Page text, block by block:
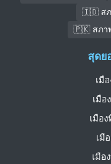
🇮🇩 สภ
🇵🇰 สภาพ
สุดย
เมื
เมื
เมือ
เมื
เมือ